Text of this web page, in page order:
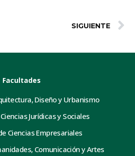
SIGUIENTE
Facultades
Diseño y Urbanismo
Jurídicas y Sociales
Ciencias Empresariales
Comunicación y Artes